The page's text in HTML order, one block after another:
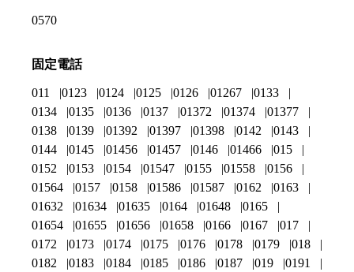
0570
固定電話
011 0123 0124 0125 0126 01267
0133
0134
0135 0136 0137 01372 01374
01377
0138
0139 01392 01397 01398 0142
0143
0144
0145 01456 01457 0146 01466
015
0152
0153 0154 01547 0155 01558
0156
01564
0157 0158 01586 01587 0162
0163
01632
01634 01635 0164 01648
0165
01654
01655 01656 01658 0166 0167
017
0172
0173 0174 0175 0176 0178 0179
018
0182
0183 0184 0185 0186 0187 019
0191